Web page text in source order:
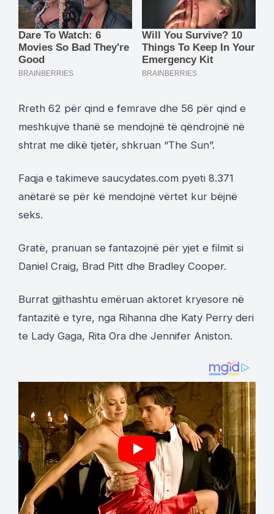
Rreth 62 për qind e femrave dhe 56 për qind e
meshkujve thanë se mendojnë të qëndrojnë në
shtrat me dikë tjetër, shkruan “The Sun”.
Faqja e takimeve saucydates.com pyeti 8.371
anëtarë se për kë mendojnë vërtet kur bëjnë
seks.
Gratë, pranuan se fantazojnë për yjet e filmit si
Daniel Craig, Brad Pitt dhe Bradley Cooper.
Burrat gjithashtu emëruan aktoret kryesore në
fantazitë e tyre, nga Rihanna dhe Katy Perry deri
te Lady Gaga, Rita Ora dhe Jennifer Aniston.